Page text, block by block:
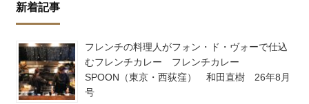
新着記事
フレンチの料理人がフォン・ド・ヴォーで仕込
むフレンチカレー フレンチカレー
SPOON（東京・西荻窪） 和田直樹 26年8月
号